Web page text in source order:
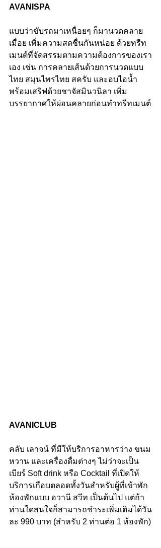
AVANISPA
แบบว่าขับรถมาเหนื่อยๆ ก็มานวดคลาย
เมื่อย เพิ่มความสดชื่นกันหน่อย ด้วยทรีท
เมนต์ที่จัดสรรมตามความต้องการของเรา
เอง เช่น การคลายเส้นด้วยการนวดแบบ
ไทย สมุนไพรไทย สครับ และอบไอน้ำ
พร้อมเสริฟด้วยชาจัสมินวนิลา เพิ่ม
บรรยากาศให้ผ่อนคลายก่อนทำทรีทเมนต์
AVANICLUB
คลับ เลาจน์ ที่มีให้บริการอาหารว่าง ขนม
หวาน และเครื่องดื่มต่างๆ ไม่ว่าจะเป็น
เบียร์ Soft drink หรือ Cocktail ที่เปิดให้
บริการเกือบตลอดทั้งวันสำหรับผู้ที่เข้าพัก
ห้องพักแบบ อวานี สวีท เป็นต้นไป แต่ถ้า
ท่านใดสนใจก็สามารถชำระเพิ่มเติมได้วัน
ละ 990 บาท (สำหรับ 2 ท่านต่อ 1 ห้องพัก)